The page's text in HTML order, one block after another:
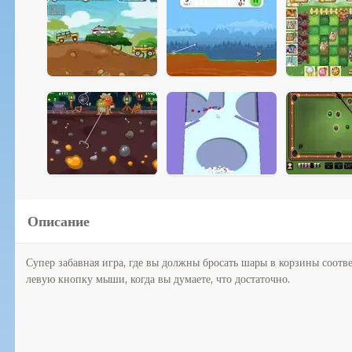
Описание
Супер забавная игра, где вы должны бросать шары в корзины
левую кнопку мыши, когда вы думаете, что достаточно.